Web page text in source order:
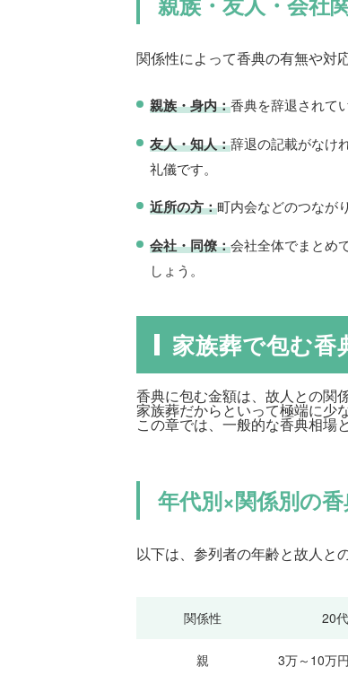
関係性によって香典の有無や対
親族・身内：香典を辞退されて
友人・知人：辞退の記載がなけ
礼儀です。
近所の方：町内会などのつなが
会社・同僚：会社全体でまとめ
しょう。
家族葬で包む香
香典に包む金額は、故人との関
家族葬だからといって極端に少
この章では、一般的な香典相場
年代別×関係別の
以下は、参列者の年齢と故人と
関係性 20代
親 3万～10万円